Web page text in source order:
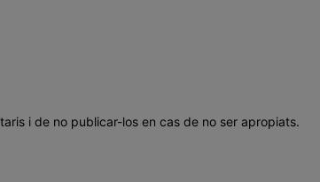
i de no publicar-los en cas de no ser apropiats.